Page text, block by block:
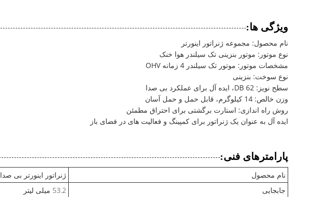
ویژگی ها:
نام محصول: مجموعه ژنراتور اینورتر
نوع موتور: موتور بنزینی تک سیلندر هوا خنک
مشخصات موتور: موتور تک سیلندر 4 زمانه OHV
نوع سوخت: بنزینی
سطح نویز: 62 DB، ایده آل برای عملکرد بی صدا
وزن خالص: 14 کیلوگرم، قابل حمل و حمل آسان
روش راه اندازی: استارت برگشتی برای احتراق مطمئن
ایده آل به عنوان یک ژنراتور برای کمپینگ و فعالیت های در فضای باز
پارامترهای فنی:
نام محصول
ژنراتور اینورتر بی صدا 1000 وات بنزینی
جابجایی
53.2 میلی لیتر